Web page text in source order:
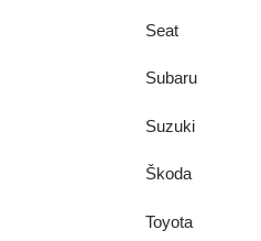
Seat
Subaru
Suzuki
Škoda
Toyota